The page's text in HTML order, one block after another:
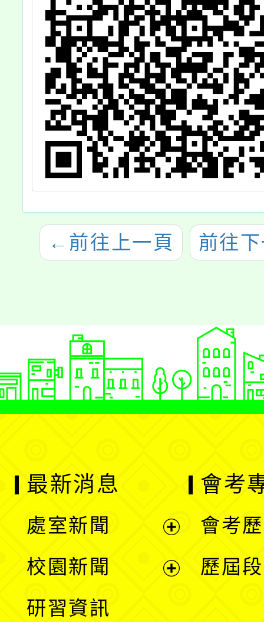
← 前往上一頁 前往
最新消息
處室新聞
校園新聞
研習資訊
會考
會考
歷屆